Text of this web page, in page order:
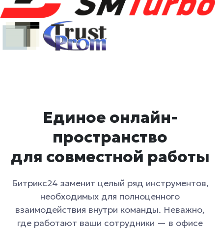
Единое онлайн-
пространство
для совместной работы
Битрикс24 заменит целый ряд инструментов,
необходимых для полноценного
взаимодействия внутри команды. Неважно,
где работают ваши сотрудники — в офисе